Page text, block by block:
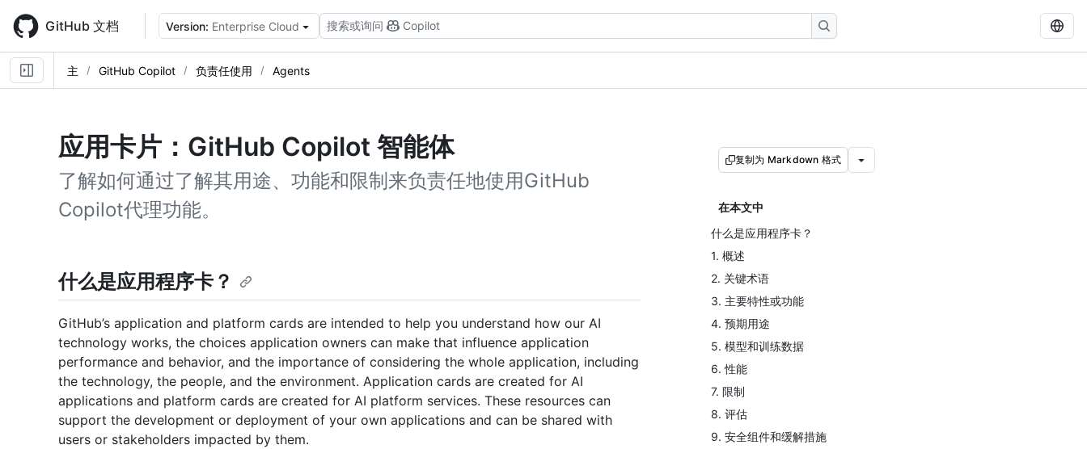
main
content
GitHub 文档 Version: Enterprise Cloud 搜索或询问 Copilot
主 GitHub Copilot 负责任使用 Agents
应用卡片：GitHub Copilot 智能体
了解如何通过了解其用途、功能和限制来负责任地使用GitHub
Copilot代理功能。
复制为 Markdown 格式
在本文中
什么是应用程序卡？
1. 概述
2. 关键术语
3. 主要特性或功能
4. 预期用途
5. 模型和训练数据
6. 性能
7. 限制
8. 评估
9. 安全组件和缓解措施
什么是应用程序卡？
GitHub’s application and platform cards are intended to help you understand how our AI
technology works, the choices application owners can make that influence application
performance and behavior, and the importance of considering the whole application, including
the technology, the people, and the environment. Application cards are created for AI
applications and platform cards are created for AI platform services. These resources can
support the development or deployment of your own applications and can be shared with
users or stakeholders impacted by them.